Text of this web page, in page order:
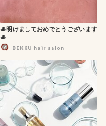
🎍明けましておめでとうございます
🎍
BEKKU hair salon